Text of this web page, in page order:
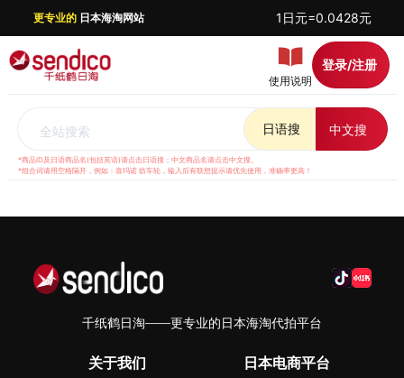
更专业的日本海淘网站 1日元=0.0428元
使用说明
登录/注册
全站搜索 日语搜 中文搜
*商品ID及日语商品名(包括英语)请点击日语搜；中文商品名请点击中文搜。
*组合词请用空格隔开，例如：喜玛诺 纺车轮，输入后有联想提示请优先使用，准确率更高！
千纸鹤日淘——更专业的日本海淘代拍平台
关于我们 日本电商平台